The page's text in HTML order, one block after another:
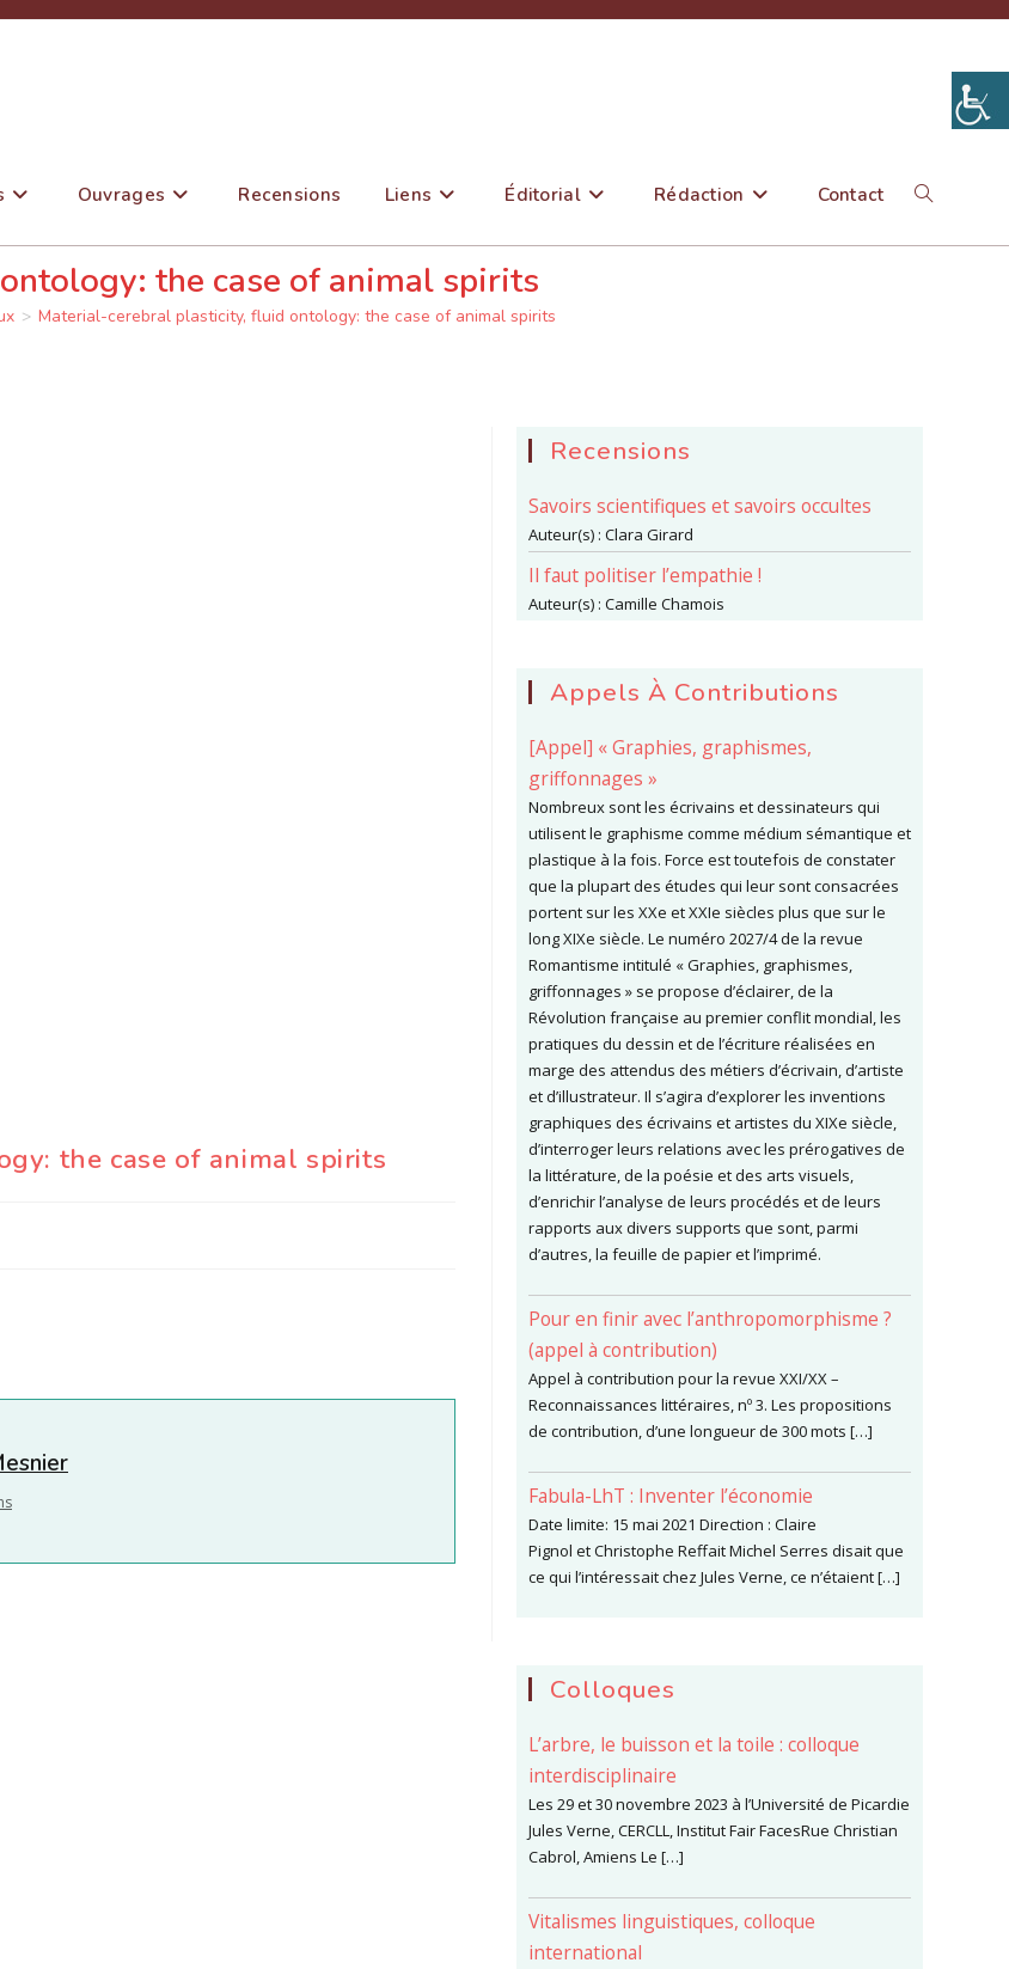
Ouvrages Recensions Liens Éditorial Rédaction Contact Toggle
the case of animal spirits
> Material-cerebral plasticity, fluid ontology: the case of animal spirits
the case of animal spirits
Recensions
Savoirs scientifiques et savoirs occultes
Auteur(s) : Clara Girard
Il faut politiser l’empathie !
Auteur(s) : Camille Chamois
Appels À Contributions
[Appel] « Graphies, graphismes,
griffonnages »
Nombreux sont les écrivains et dessinateurs qui
utilisent le graphisme comme médium sémantique et
plastique à la fois. Force est toutefois de constater
que la plupart des études qui leur sont consacrées
portent sur les XXe et XXIe siècles plus que sur le
long XIXe siècle. Le numéro 2027/4 de la revue
Romantisme intitulé « Graphies, graphismes,
griffonnages » se propose d’éclairer, de la
Révolution française au premier conflit mondial, les
pratiques du dessin et de l’écriture réalisées en
marge des attendus des métiers d’écrivain, d’artiste
et d’illustrateur. Il s’agira d’explorer les inventions
graphiques des écrivains et artistes du XIXe siècle,
d’interroger leurs relations avec les prérogatives de
la littérature, de la poésie et des arts visuels,
d’enrichir l’analyse de leurs procédés et de leurs
rapports aux divers supports que sont, parmi
d’autres, la feuille de papier et l’imprimé.
Pour en finir avec l’anthropomorphisme ?
(appel à contribution)
Appel à contribution pour la revue XXI/XX –
Reconnaissances littéraires, nº 3. Les propositions
de contribution, d’une longueur de 300 mots […]
Fabula-LhT : Inventer l’économie
Date limite: 15 mai 2021 Direction : Claire
Pignol et Christophe Reffait Michel Serres disait que
ce qui l’intéressait chez Jules Verne, ce n’étaient […]
Colloques
L’arbre, le buisson et la toile : colloque
interdisciplinaire
Les 29 et 30 novembre 2023 à l’Université de Picardie
Jules Verne, CERCLL, Institut Fair FacesRue Christian
Cabrol, Amiens Le […]
Vitalismes linguistiques, colloque
international